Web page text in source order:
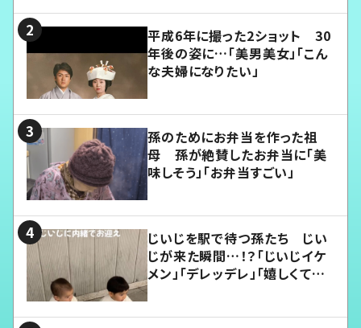
平成6年に撮った2ショット 30
年後の姿に…「美男美女」「こん
な夫婦になりたい」
孫のためにお弁当を作った祖
母 孫が絶賛したお弁当に「美
味しそう」「お弁当すごい」
じいじを駅で待つ孫たち じい
じが来た瞬間…！？「じいじイケ
メン」「デレッデレ」「嬉しくて可